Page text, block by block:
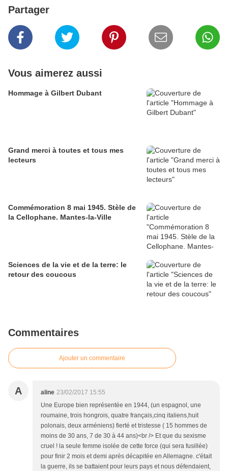
Partager
Vous aimerez aussi
Hommage à Gilbert Dubant
Grand merci à toutes et tous mes
lecteurs
Commémoration 8 mai 1945. Stèle de
la Cellophane. Mantes-la-Ville
Sciences de la vie et de la terre: le
retour des coucous
Commentaires
Ajouter un commentaire
A aline 23/02/2017 15:55
Une Europe bien représentée en 1944, (un espagnol, une
roumaine, trois hongrois, quatre français,cinq italiens,huit
polonais, deux arméniens) fierté et tristesse ( 15 hommes de
moins de 30 ans, 7 de 30 à 44 ans)<br /> Et que du sexisme
cruel ! la seule femme isolée de cette force (qui sera fusillée)
pour finir 2 mois et demi après décapitée en Allemagne. c'était
la guerre, ils se battaient pour leurs pays et nous défendaient,